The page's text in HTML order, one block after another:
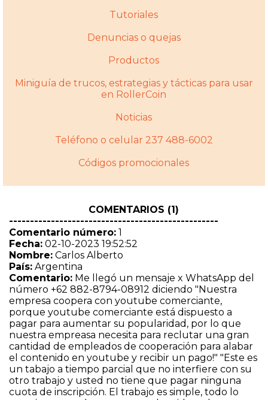
Tutoriales
Denuncias o quejas
Productos
Miniguí­a de trucos, estrategias y tácticas para usar
en RollerCoin
Noticias
Teléfono o celular 237 488-6002
Códigos promocionales
COMENTARIOS (1)
--------------------------------------------------
Comentario número: 1
Fecha: 02-10-2023 19:52:52
Nombre: Carlos Alberto
País: Argentina
Comentario: Me llegó un mensaje x WhatsApp del
número +62 882-8794-08912 diciendo "Nuestra
empresa coopera con youtube comerciante,
porque youtube comerciante está dispuesto a
pagar para aumentar su popularidad, por lo que
nuestra empreasa necesita para reclutar una gran
cantidad de empleados de cooperación para alabar
el contenido en youtube y recibir un pago!" "Este es
un tabajo a tiempo parcial que no interfiere con su
otro trabajo y usted no tiene que pagar ninguna
cuota de inscripción. El trabajo es simple, todo lo